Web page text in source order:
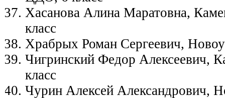
Хасанова Алина Маратовна,
класс
Храбрых Роман Сергеевич,
Чигринский Федор Алексеевич,
класс
Чурин Алексей Александрович,